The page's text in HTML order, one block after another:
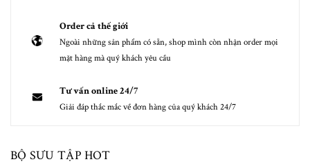
Order cả thế giới
Ngoài những sản phẩm có sẵn, shop mình còn nhận order mọi
mặt hàng mà quý khách yêu cầu
Tư vấn online 24/7
Giải đáp thắc mắc về đơn hàng của quý khách 24/7
BỘ SƯU TẬP HOT